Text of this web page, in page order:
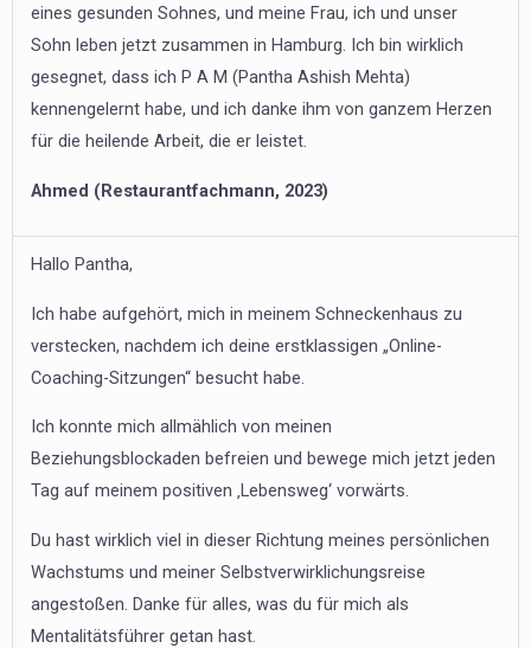
eines gesunden Sohnes, und meine Frau, ich und unser
Sohn leben jetzt zusammen in Hamburg. Ich bin wirklich
gesegnet, dass ich P A M (Pantha Ashish Mehta)
kennengelernt habe, und ich danke ihm von ganzem Herzen
für die heilende Arbeit, die er leistet.
Ahmed (Restaurantfachmann, 2023)
Hallo Pantha,
Ich habe aufgehört, mich in meinem Schneckenhaus zu
verstecken, nachdem ich deine erstklassigen „Online-
Coaching-Sitzungen“ besucht habe.
Ich konnte mich allmählich von meinen
Beziehungsblockaden befreien und bewege mich jetzt jeden
Tag auf meinem positiven ‚Lebensweg‘ vorwärts.
Du hast wirklich viel in dieser Richtung meines persönlichen
Wachstums und meiner Selbstverwirklichungsreise
angestoßen. Danke für alles, was du für mich als
Mentalitätsführer getan hast.